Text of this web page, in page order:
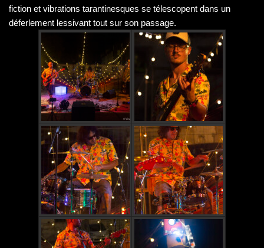
fiction et vibrations tarantinesques se télescopent dans un
déferlement lessivant tout sur son passage.